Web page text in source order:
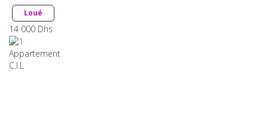
Loué
14 000 Dhs
Appartement
C.I.L